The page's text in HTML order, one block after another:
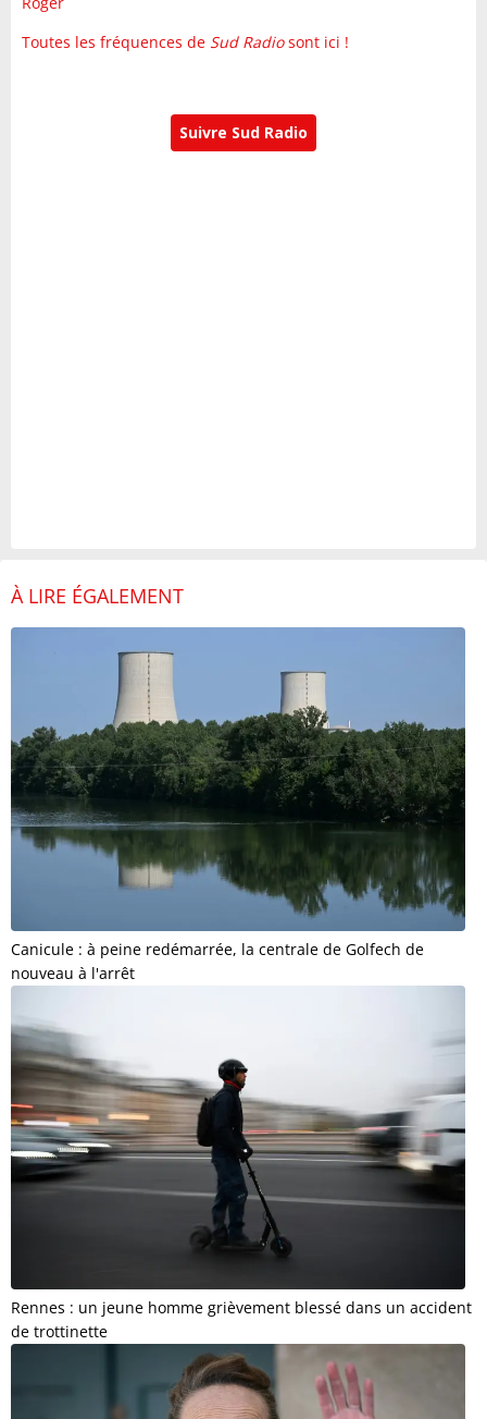
Toutes les fréquences de Sud Radiosont ici !
Suivre Sud Radio
À LIRE ÉGALEMENT
Canicule : à peine redémarrée, la centrale de Golfech de
nouveau à l'arrêt
Rennes : un jeune homme grièvement blessé dans un accident
de trottinette